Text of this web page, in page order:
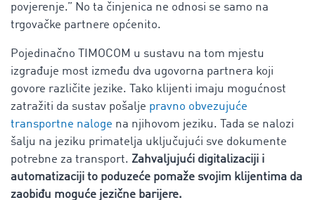
povjerenje.” No ta činjenica ne odnosi se samo na
trgovačke partnere općenito.
Pojedinačno TIMOCOM u sustavu na tom mjestu
izgrađuje most između dva ugovorna partnera koji
govore različite jezike. Tako klijenti imaju mogućnost
zatražiti da sustav pošalje pravno obvezujuće
transportne naloge na njihovom jeziku. Tada se nalozi
šalju na jeziku primatelja uključujući sve dokumente
potrebne za transport. Zahvaljujući digitalizaciji i
automatizaciji to poduzeće pomaže svojim klijentima da
zaobiđu moguće jezične barijere.